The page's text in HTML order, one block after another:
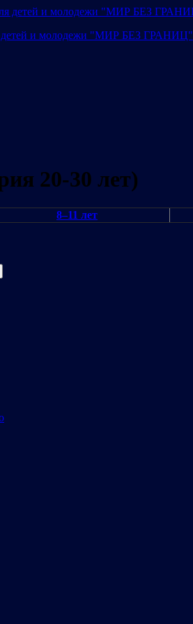
детей и молодежи "МИР БЕЗ ГРАНИЦ"
20-30 лет)
8–11 лет